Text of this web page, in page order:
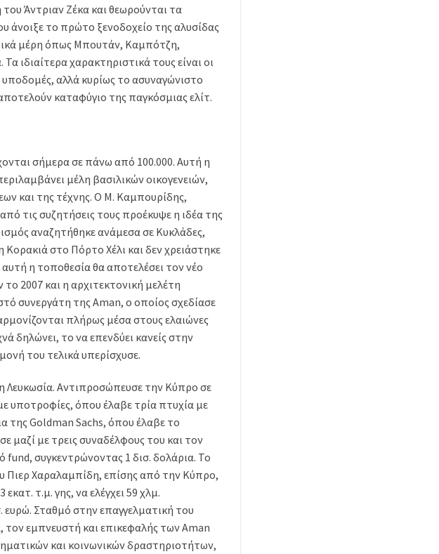
Άντριαν Ζέκα και θεωρούνται τα
άνοιξε το πρώτο ξενοδοχείο της αλυσίδας
μέρη όπως Μπουτάν, Καμπότζη,
ιδιαίτερα χαρακτηριστικά τους είναι οι
υποδομές, αλλά κυρίως το ασυναγώνιστο
καταφύγιο της παγκόσμιας ελίτ.
σήμερα σε πάνω από 100.000. Αυτή η
μέλη βασιλικών οικογενειών,
και της τέχνης. Ο Μ. Καμπουρίδης,
τις συζητήσεις τους προέκυψε η ιδέα της
αναζητήθηκε ανάμεσα σε Κυκλάδες,
στο Πόρτο Χέλι και δεν χρειάστηκε
η τοποθεσία θα αποτελέσει τον νέο
2007 και η αρχιτεκτονική μελέτη
συνεργάτη της Aman, ο οποίος σχεδίασε
πλήρως μέσα στους ελαιώνες
δηλώνει, το να επενδύει κανείς στην
του τελικά υπερίσχυσε.
Λευκωσία. Αντιπροσώπευσε την Κύπρο σε
υποτροφίες, όπου έλαβε τρία πτυχία με
της Goldman Sachs, όπου έλαβε το
μαζί με τρεις συναδέλφους του και τον
συγκεντρώνοντας 1 δισ. δολάρια. Το
Πιερ Χαραλαμπίδη, επίσης από την Κύπρο,
τ.μ. γης, να ελέγχει 59 χλμ.
ευρώ. Σταθμό στην επαγγελματική του
τον εμπνευστή και επικεφαλής των Aman
και κοινωνικών δραστηριοτήτων,